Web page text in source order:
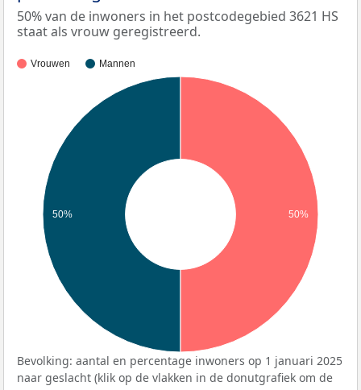
50% van de inwoners in het postcodegebied 3621 HS
staat als vrouw geregistreerd.
Vrouwen Mannen
50% 50%
Bevolking: aantal en percentage inwoners op 1 januari 2025
naar geslacht (klik op de vlakken in de donutgrafiek om de